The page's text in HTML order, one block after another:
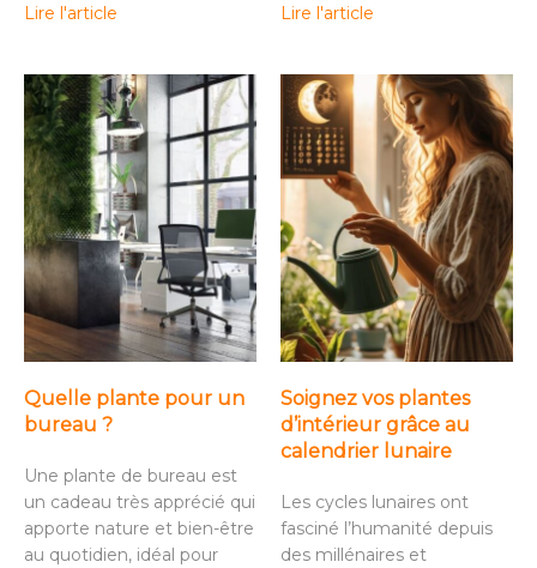
Lire l'article
Lire l'article
Quelle plante pour un
bureau ?
Une plante de bureau est
un cadeau très apprécié qui
apporte nature et bien-être
au quotidien, idéal pour
Soignez vos plantes
d’intérieur grâce au
calendrier lunaire
Les cycles lunaires ont
fasciné l’humanité depuis
des millénaires et